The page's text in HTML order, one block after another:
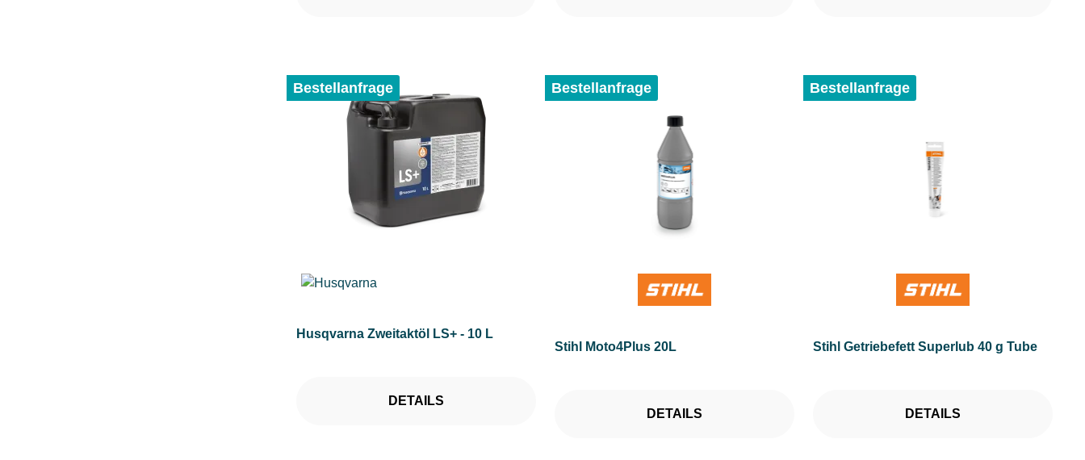
Bestellanfrage
Husqvarna Zweitaktöl LS+ - 10 L
DETAILS
Bestellanfrage
Stihl Moto4Plus 20L
DETAILS
Bestellanfrage
Stihl Getriebefett Superlub 40 g Tube
DETAILS